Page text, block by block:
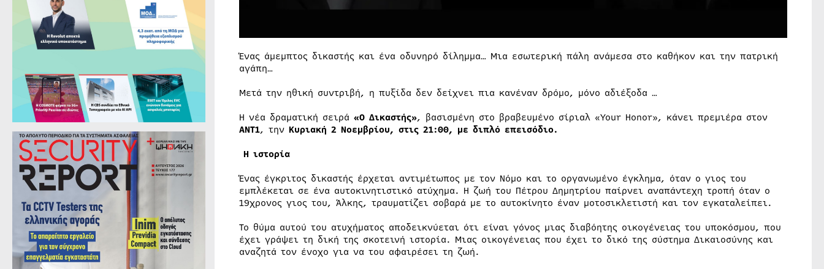
Ένας άμεμπτος δικαστής και ένα οδυνηρό δίλημμα… Μια εσωτερική πάλη ανάμεσα στο καθήκον και την πατρική
αγάπη…
Μετά την ηθική συντριβή, η πυξίδα δεν δείχνει πια κανέναν δρόμο, μόνο αδιέξοδα …
Η νέα δραματική σειρά «Ο Δικαστής», βασισμένη στο βραβευμένο σίριαλ «Your Honor», κάνει πρεμιέρα στον
ΑΝΤ1, τηνΚυριακή 2 Νοεμβρίου, στις 21:00, με διπλό επεισόδιο.
Η ιστορία
Ένας έγκριτος δικαστής έρχεται αντιμέτωπος με τον Νόμο και το οργανωμένο έγκλημα, όταν ο γιος του
εμπλέκεται σε ένα αυτοκινητιστικό ατύχημα. Η ζωή του Πέτρου Δημητρίου παίρνει αναπάντεχη τροπή όταν ο
19χρονος γιος του, Άλκης, τραυματίζει σοβαρά με το αυτοκίνητο έναν μοτοσικλετιστή και τον εγκαταλείπει.
Το θύμα αυτού του ατυχήματος αποδεικνύεται ότι είναι γόνος μιας διαβόητης οικογένειας του υποκόσμου, που
έχει γράψει τη δική της σκοτεινή ιστορία. Μιας οικογένειας που έχει το δικό της σύστημα Δικαιοσύνης και
αναζητά τον ένοχο για να του αφαιρέσει τη ζωή.